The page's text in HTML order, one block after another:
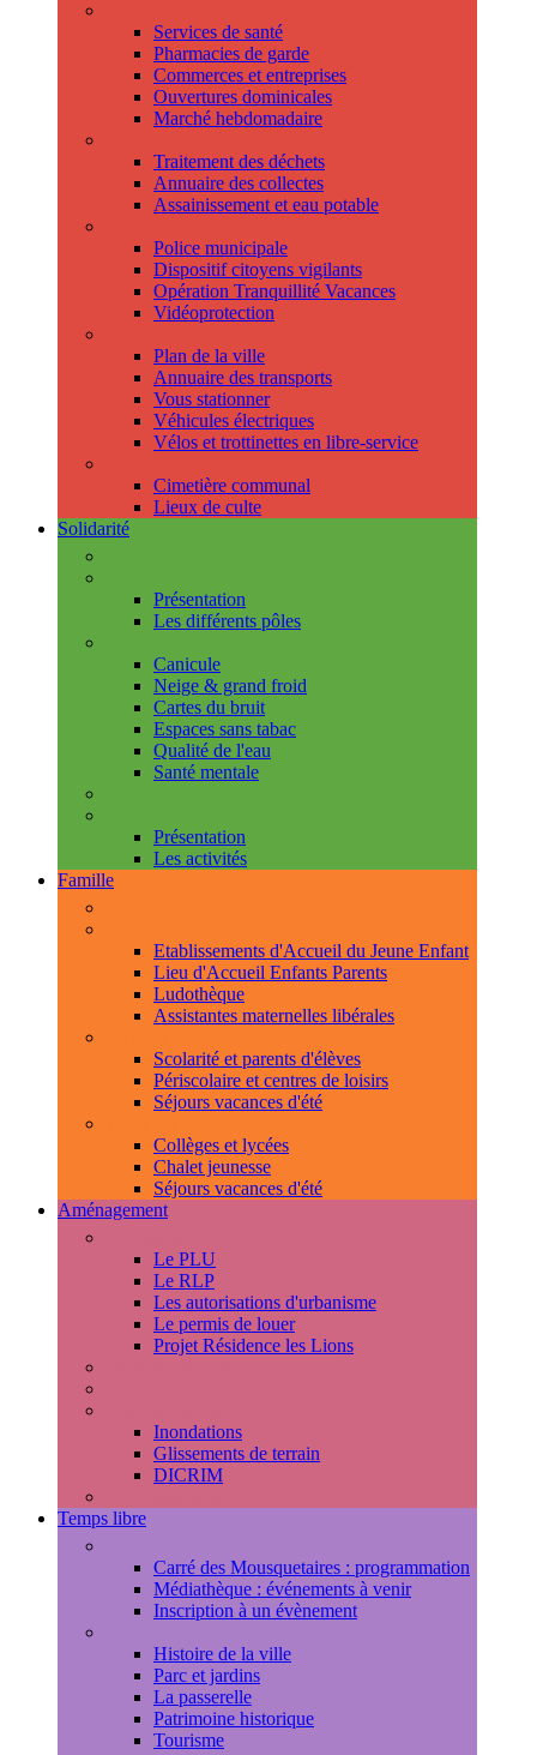
Services de santé
Pharmacies de garde
Commerces et entreprises
Ouvertures dominicales
Marché hebdomadaire
Traitement des déchets
Annuaire des collectes
Assainissement et eau potable
Police municipale
Dispositif citoyens vigilants
Opération Tranquillité Vacances
Vidéoprotection
Plan de la ville
Annuaire des transports
Vous stationner
Véhicules électriques
Vélos et trottinettes en libre-service
Cimetière communal
Lieux de culte
Solidarité
Présentation
Les différents pôles
Canicule
Neige & grand froid
Cartes du bruit
Espaces sans tabac
Qualité de l'eau
Santé mentale
Présentation
Les activités
Famille
Etablissements d'Accueil du Jeune Enfant
Lieu d'Accueil Enfants Parents
Ludothèque
Assistantes maternelles libérales
Scolarité et parents d'élèves
Périscolaire et centres de loisirs
Séjours vacances d'été
Collèges et lycées
Chalet jeunesse
Séjours vacances d'été
Aménagement
Le PLU
Le RLP
Les autorisations d'urbanisme
Le permis de louer
Projet Résidence les Lions
Inondations
Glissements de terrain
DICRIM
Temps libre
Carré des Mousquetaires : programmation
Médiathèque : événements à venir
Inscription à un évènement
Histoire de la ville
Parc et jardins
La passerelle
Patrimoine historique
Tourisme